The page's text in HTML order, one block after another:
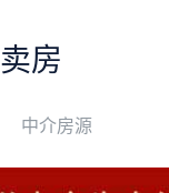
卖房
中介房源